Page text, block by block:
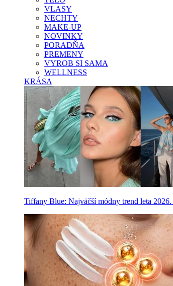
VLASY
NECHTY
MAKE-UP
NOVINKY
PORADŇA
PREMENY
VYROB SI SAMA
WELLNESS
KRÁSA
Tiffany Blue: Najväčší módny trend leta